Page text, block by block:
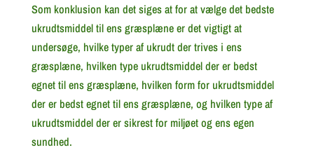
Som konklusion kan det siges at for at vælge det bedste
ukrudtsmiddel til ens græsplæne er det vigtigt at
undersøge, hvilke typer af ukrudt der trives i ens
græsplæne, hvilken type ukrudtsmiddel der er bedst
egnet til ens græsplæne, hvilken form for ukrudtsmiddel
der er bedst egnet til ens græsplæne, og hvilken type af
ukrudtsmiddel der er sikrest for miljøet og ens egen
sundhed.